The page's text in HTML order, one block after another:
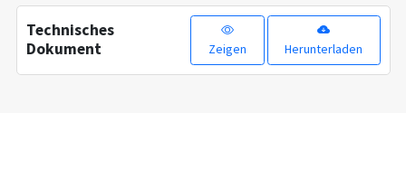
Technisches
Dokument
Zeigen Herunterladen